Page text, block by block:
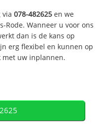
via078-482625 en we
Rode. Wanneer u voor ons
dan is de kans op
erg flexibel en kunnen op
met uw inplannen.